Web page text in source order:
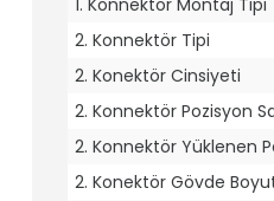
1. Konnektör Montaj Tipi
2. Konnektör Tipi
2. Konektör Cinsiyeti
2. Konnektör Pozisyon
2. Konnektör Yüklenen
2. Konektör Gövde